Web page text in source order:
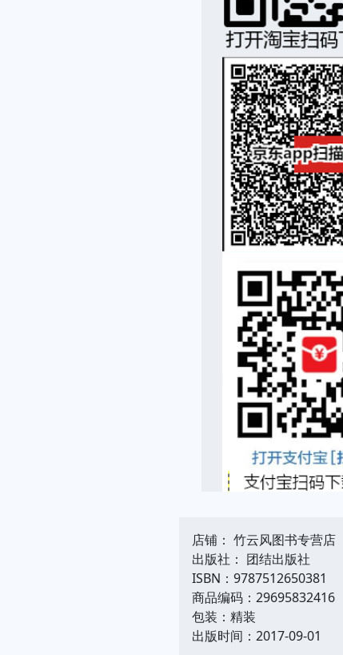
店铺： 竹云风图书专营店
出版社： 团结出版社
ISBN：9787512650381
商品编码：29695832416
包装：精装
出版时间：2017-09-01